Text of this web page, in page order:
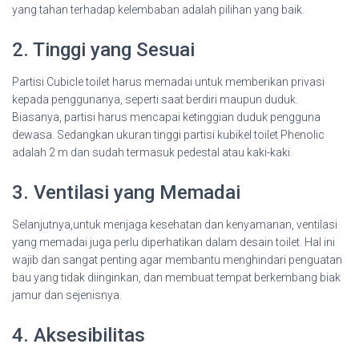
yang tahan terhadap kelembaban adalah pilihan yang baik.
2. Tinggi yang Sesuai
Partisi Cubicle toilet harus memadai untuk memberikan privasi
kepada penggunanya, seperti saat berdiri maupun duduk.
Biasanya, partisi harus mencapai ketinggian duduk pengguna
dewasa. Sedangkan ukuran tinggi partisi kubikel toilet Phenolic
adalah 2 m dan sudah termasuk pedestal atau kaki-kaki.
3. Ventilasi yang Memadai
Selanjutnya,untuk menjaga kesehatan dan kenyamanan, ventilasi
yang memadai juga perlu diperhatikan dalam desain toilet. Hal ini
wajib dan sangat penting agar membantu menghindari penguatan
bau yang tidak diinginkan, dan membuat tempat berkembang biak
jamur dan sejenisnya.
4. Aksesibilitas